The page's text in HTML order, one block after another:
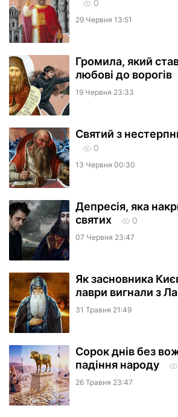
0
29 Червня 13:51
Громила, який
любові до ворогів
19 Червня 23:33
Святий з
0
13 Червня 00:30
Депресія, яка
святих
0
07 Червня 23:47
Як засновника
лаври вигнали з
31 Травня 21:49
Сорок днів без
падіння народу
26 Травня 23:47